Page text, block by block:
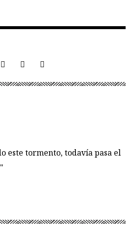
este tormento, todavía pasa el